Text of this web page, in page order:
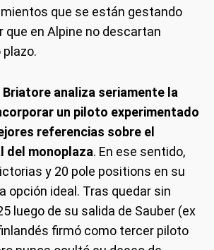
que se están gestando
que en Alpine no descartan
Briatore analiza seriamente la
un piloto experimentado
referencias sobre el
del monoplaza. En ese sentido,
y 20 pole positions en su
opción ideal. Tras quedar sin
luego de su salida de Sauber (ex
firmó como tercer piloto